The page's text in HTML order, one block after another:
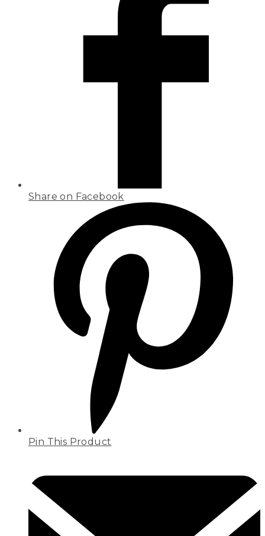
Share on Facebook
Pin This Product